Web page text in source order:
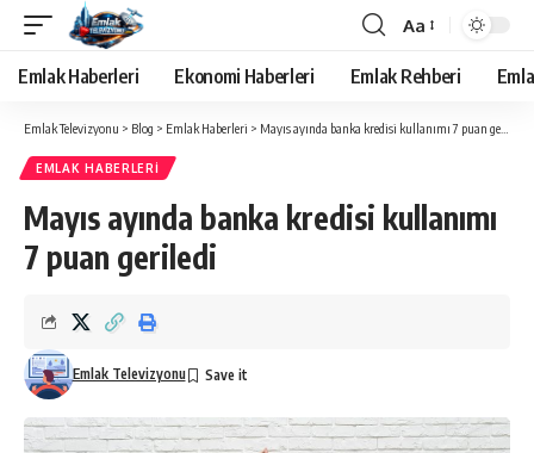
Yazı
Tipi
Boyutlandırıcı
Aa
Emlak Haberleri Ekonomi Haberleri Emlak Rehberi
Emlak Televizyonu > Blog > Emlak Haberleri > Mayıs ayında banka kredisi kullanımı 7 puan geriledi
EMLAK HABERLERI
Mayıs ayında banka kredisi kullanımı
7 puan geriledi
Emlak Televizyonu